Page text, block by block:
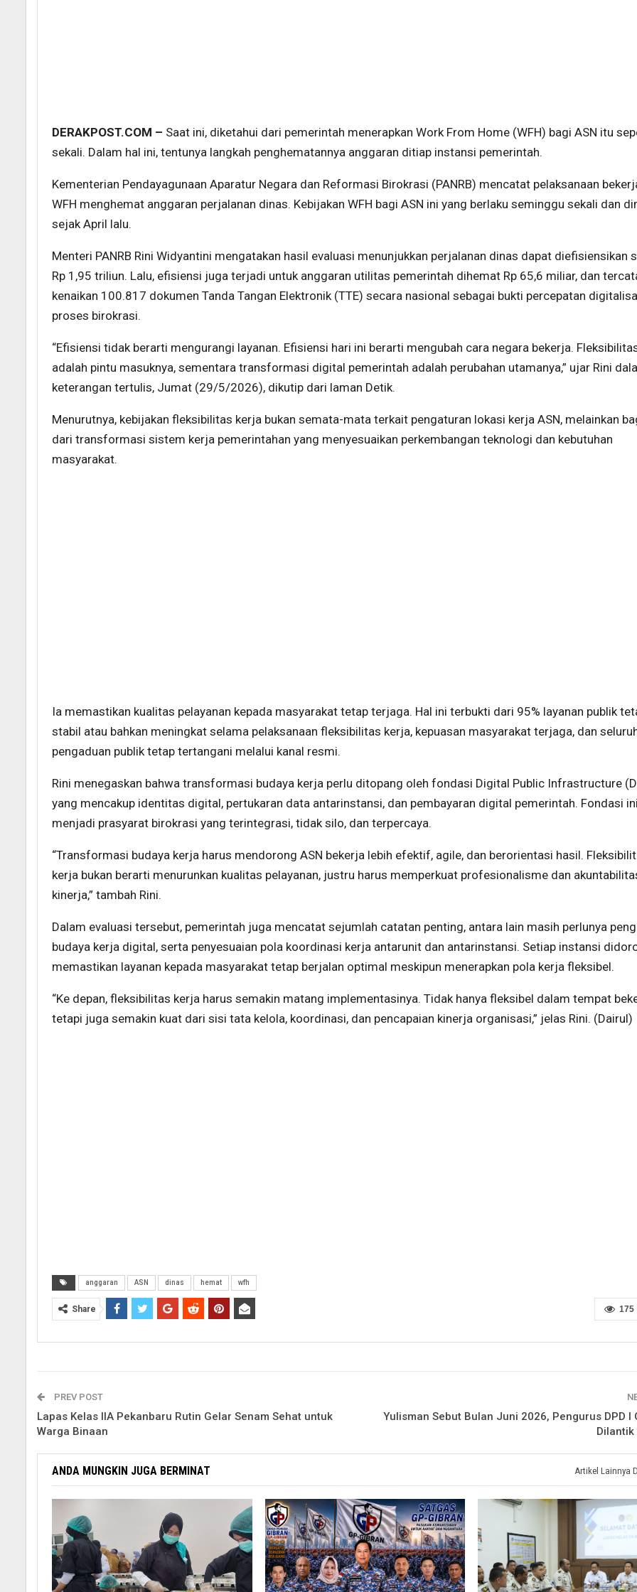
DERAKPOST.COM – Saat ini, diketahui dari pemerintah menerapkan Work From Home (WFH) bagi ASN itu
sekali. Dalam hal ini, tentunya langkah penghematannya anggaran ditiap instansi pemerintah.
Kementerian Pendayagunaan Aparatur Negara dan Reformasi Birokrasi (PANRB) mencatat pelaksanaan
WFH menghemat anggaran perjalanan dinas. Kebijakan WFH bagi ASN ini yang berlaku seminggu sekali dan
sejak April lalu.
Menteri PANRB Rini Widyantini mengatakan hasil evaluasi menunjukkan perjalanan dinas dapat diefisiensikan
Rp 1,95 triliun. Lalu, efisiensi juga terjadi untuk anggaran utilitas pemerintah dihemat Rp 65,6 miliar, dan
kenaikan 100.817 dokumen Tanda Tangan Elektronik (TTE) secara nasional sebagai bukti percepatan
proses birokrasi.
“Efisiensi tidak berarti mengurangi layanan. Efisiensi hari ini berarti mengubah cara negara bekerja.
adalah pintu masuknya, sementara transformasi digital pemerintah adalah perubahan utamanya,” ujar Rini
keterangan tertulis, Jumat (29/5/2026), dikutip dari laman Detik.
Menurutnya, kebijakan fleksibilitas kerja bukan semata-mata terkait pengaturan lokasi kerja ASN, melainkan
dari transformasi sistem kerja pemerintahan yang menyesuaikan perkembangan teknologi dan kebutuhan
masyarakat.
Ia memastikan kualitas pelayanan kepada masyarakat tetap terjaga. Hal ini terbukti dari 95% layanan publik
stabil atau bahkan meningkat selama pelaksanaan fleksibilitas kerja, kepuasan masyarakat terjaga, dan
pengaduan publik tetap tertangani melalui kanal resmi.
Rini menegaskan bahwa transformasi budaya kerja perlu ditopang oleh fondasi Digital Public Infrastructure
yang mencakup identitas digital, pertukaran data antarinstansi, dan pembayaran digital pemerintah. Fondasi
menjadi prasyarat birokrasi yang terintegrasi, tidak silo, dan terpercaya.
“Transformasi budaya kerja harus mendorong ASN bekerja lebih efektif, agile, dan berorientasi hasil.
kerja bukan berarti menurunkan kualitas pelayanan, justru harus memperkuat profesionalisme dan
kinerja,” tambah Rini.
Dalam evaluasi tersebut, pemerintah juga mencatat sejumlah catatan penting, antara lain masih perlunya
budaya kerja digital, serta penyesuaian pola koordinasi kerja antarunit dan antarinstansi. Setiap instansi
memastikan layanan kepada masyarakat tetap berjalan optimal meskipun menerapkan pola kerja fleksibel.
“Ke depan, fleksibilitas kerja harus semakin matang implementasinya. Tidak hanya fleksibel dalam tempat
tetapi juga semakin kuat dari sisi tata kelola, koordinasi, dan pencapaian kinerja organisasi,” jelas Rini. (Dairul)
anggaran ASN dinas hemat wfh
175
Share
PREV POST
Lapas Kelas IIA Pekanbaru Rutin Gelar Senam Sehat untuk
Warga Binaan
Yulisman Sebut Bulan Juni 2026, Pengurus DPD I
Dilantik
ANDA MUNGKIN JUGA BERMINAT Artikel Lainnya